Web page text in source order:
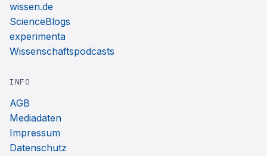
wissen.de
ScienceBlogs
experimenta
Wissenschaftspodcasts
INFO
AGB
Mediadaten
Impressum
Datenschutz